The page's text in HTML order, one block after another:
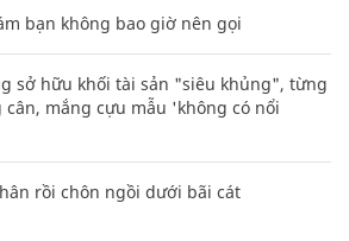
bạn không bao giờ nên gọi
sở hữu khối tài sản "siêu khủng", từng
cân, mắng cựu mẫu 'không có nổi
rồi chôn ngồi dưới bãi cát